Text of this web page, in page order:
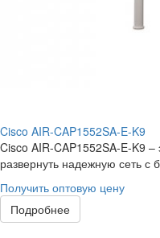
Cisco AIR-CAP1552SA-E-K9
Cisco AIR-CAP1552SA-E-K9 –
развернуть надежную сеть с
Получить оптовую цену
Подробнее